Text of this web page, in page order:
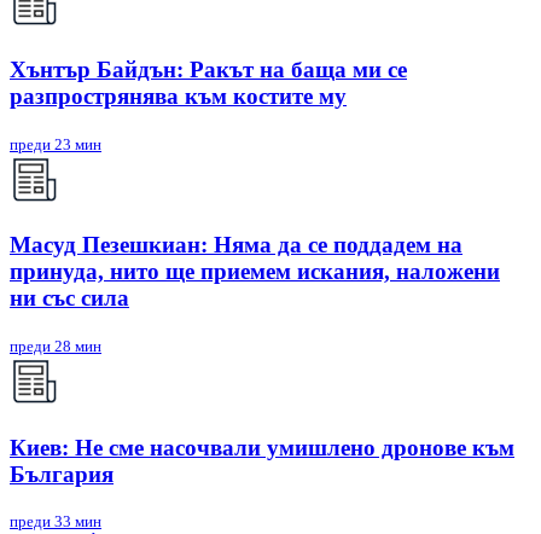
Хънтър Байдън: Ракът на баща ми се
разпрострянява към костите му
преди 23 мин
Масуд Пезешкиан: Няма да се поддадем на
принуда, нито ще приемем искания, наложени
ни със сила
преди 28 мин
Киев: Не сме насочвали умишлено дронове към
България
преди 33 мин